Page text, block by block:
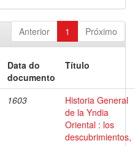
Anterior 1 Próximo
Data do
documento
Título
1603
Historia General
de la Yndia
Oriental : los
descubrimientos,